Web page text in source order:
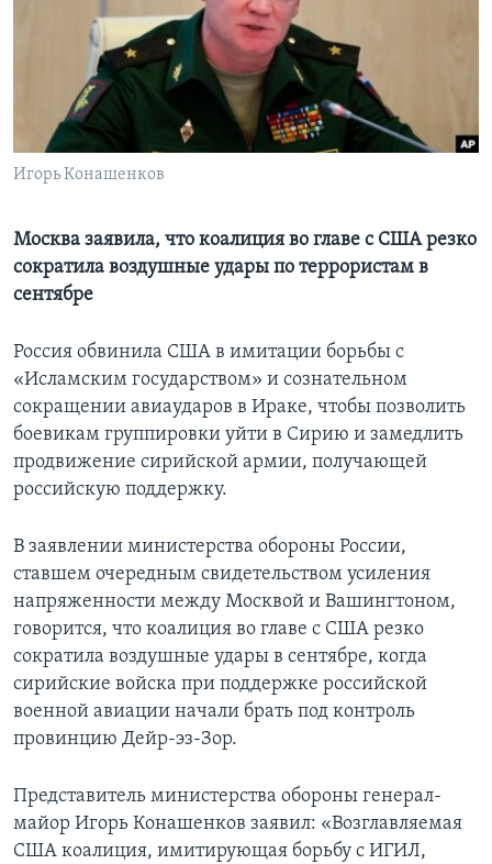
Learning English
СОЦИАЛЬНЫЕ СЕТИ
Игорь Конашенков
Москва заявила, что коалиция во главе с США резко
сократила воздушные удары по террористам в
сентябре
Россия обвинила США в имитации борьбы с
«Исламским государством» и сознательном
сокращении авиаударов в Ираке, чтобы позволить
боевикам группировки уйти в Сирию и замедлить
продвижение сирийской армии, получающей
российскую поддержку.
В заявлении министерства обороны России,
ставшем очередным свидетельством усиления
напряженности между Москвой и Вашингтоном,
говорится, что коалиция во главе с США резко
сократила воздушные удары в сентябре, когда
сирийские войска при поддержке российской
военной авиации начали брать под контроль
провинцию Дейр-эз-Зор.
Представитель министерства обороны генерал-
майор Игорь Конашенков заявил: «Возглавляемая
США коалиция, имитирующая борьбу с ИГИЛ,